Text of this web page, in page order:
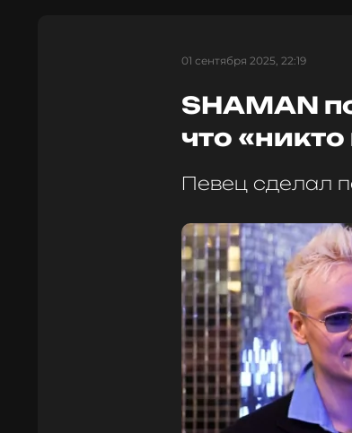
01 сентября 2025, 22:19
SHAMAN
что
Певец сделал